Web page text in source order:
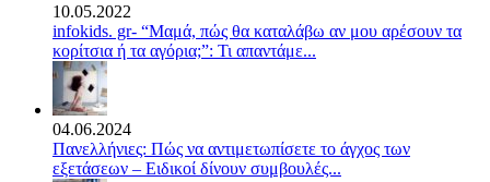
10.05.2022
infokids. gr- “Μαμά, πώς θα καταλάβω αν μου αρέσουν τα
κορίτσια ή τα αγόρια;”: Τι απαντάμε...
04.06.2024
Πανελλήνιες: Πώς να αντιμετωπίσετε το άγχος των
εξετάσεων – Ειδικοί δίνουν συμβουλές...